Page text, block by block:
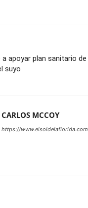
apoyar plan sanitario de
suyo
CARLOS MCCOY
https://www.elsoldelaflorida.com